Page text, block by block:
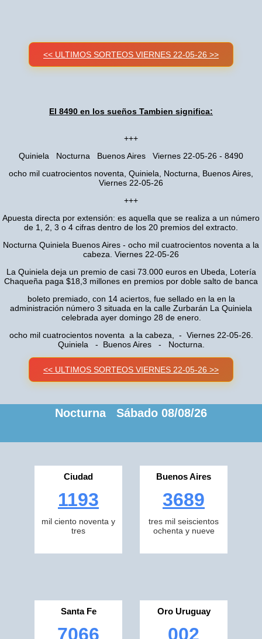
<< ULTIMOS SORTEOS VIERNES 22-05-26 >>
El 8490 en los sueños Tambien significa:
+++
Quiniela Nocturna Buenos Aires Viernes 22-05-26 - 8490
ocho mil cuatrocientos noventa, Quiniela, Nocturna, Buenos Aires,
Viernes 22-05-26
+++
Apuesta directa por extensión: es aquella que se realiza a un número
de 1, 2, 3 o 4 cifras dentro de los 20 premios del extracto.
Nocturna Quiniela Buenos Aires - ocho mil cuatrocientos noventa a la
cabeza. Viernes 22-05-26
La Quiniela deja un premio de casi 73.000 euros en Ubeda, Lotería
Chaqueña paga $18,3 millones en premios por doble salto de banca
boleto premiado, con 14 aciertos, fue sellado en la en la
administración número 3 situada en la calle Zurbarán La Quiniela
celebrada ayer domingo 28 de enero.
ocho mil cuatrocientos noventa a la cabeza, - Viernes 22-05-26.
Quiniela - Buenos Aires - Nocturna.
<< ULTIMOS SORTEOS VIERNES 22-05-26 >>
Nocturna Sábado 08/08/26
Ciudad
1193
mil ciento noventa y
tres
Buenos Aires
3689
tres mil seiscientos
ochenta y nueve
Santa Fe
7066
Oro Uruguay
002